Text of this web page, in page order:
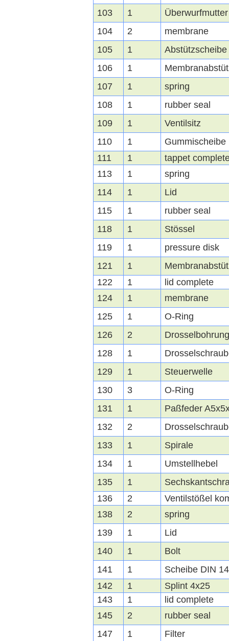
103
1
Überwurfmutter
104
2
membrane
105
1
Abstützscheibe
106
1
107
1
spring
108
1
rubber seal
109
1
Ventilsitz
110
1
Gummischeibe
111
1
tappet
113
1
spring
114
1
Lid
115
1
rubber seal
118
1
Stössel
119
1
pressure disk
121
1
122
1
lid complete
124
1
membrane
125
1
O-Ring
126
2
Drosselbohrung
128
1
129
1
Steuerwelle
130
3
O-Ring
131
1
Paßfeder
132
2
133
1
Spirale
134
1
Umstellhebel
135
1
136
2
Ventilstößel
138
2
spring
139
1
Lid
140
1
Bolt
141
1
Scheibe DIN
142
1
Splint 4x25
143
1
lid complete
145
2
rubber seal
147
1
Filter